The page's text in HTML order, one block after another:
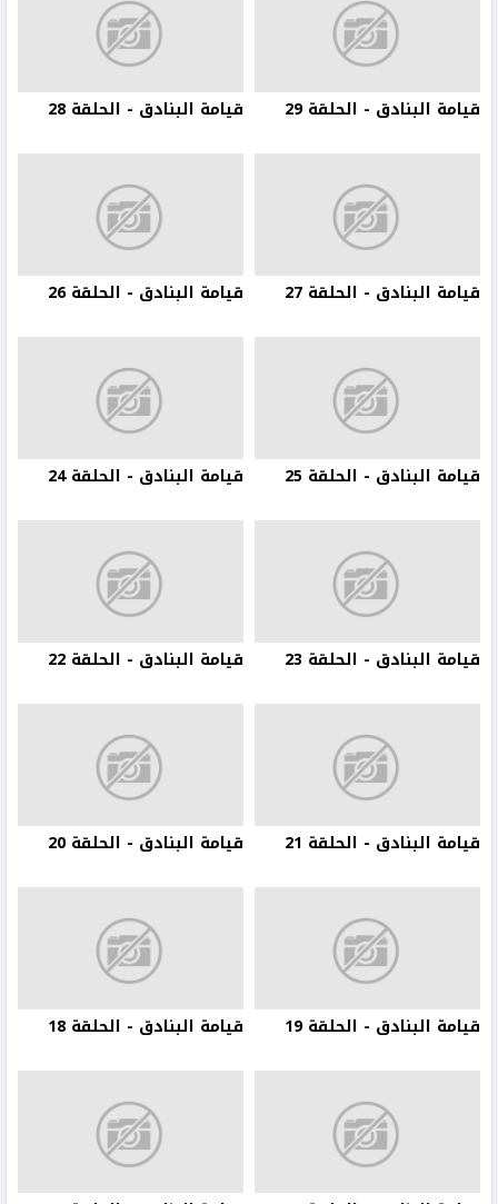
قيامة البنادق - الحلقة 29 قيامة البنادق - الحلقة 28
قيامة البنادق - الحلقة 27 قيامة البنادق - الحلقة 26
قيامة البنادق - الحلقة 25 قيامة البنادق - الحلقة 24
قيامة البنادق - الحلقة 23 قيامة البنادق - الحلقة 22
قيامة البنادق - الحلقة 21 قيامة البنادق - الحلقة 20
قيامة البنادق - الحلقة 19 قيامة البنادق - الحلقة 18